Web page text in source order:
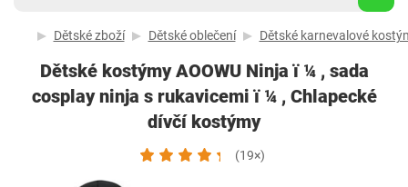
Dětské zboží Dětské oblečení Dětské karnevalové
Dětské kostýmy AOOWU Ninja ï ¼ , sada
cosplay ninja s rukavicemi ï ¼ , Chlapecké
dívčí kostýmy
(19×)